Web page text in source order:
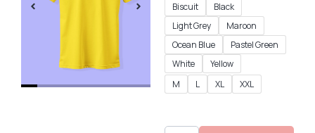
Biscuit
Black
Light Grey
Maroon
Ocean Blue
Pastel Green
White
Yellow
M
L XL XXL